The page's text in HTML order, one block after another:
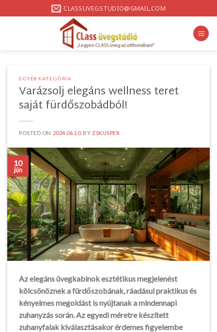
to
CLASSUVEGSTUDIO@GMAIL.COM
EGYÉB KATEGÓRIA
Varázsolj elegáns wellness teret
saját fürdőszobádból!
POSTED ON 2024.06.10. BYZSKUSPER
10
jún
Az elegáns üvegkabinok esztétikus megjelenést
kölcsönöznek a fürdőszobának, ráadásul praktikus és
kényelmes megoldást is nyújtanak a mindennapi
zuhanyzás során. Az egyedi méretre készített
zuhanyfalak kiválasztásakor érdemes figyelembe